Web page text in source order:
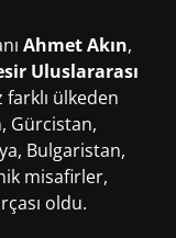
Ahmet Akın,
Uluslararası
farklı ülkeden
Gürcistan,
Bulgaristan,
misafirler,
oldu.